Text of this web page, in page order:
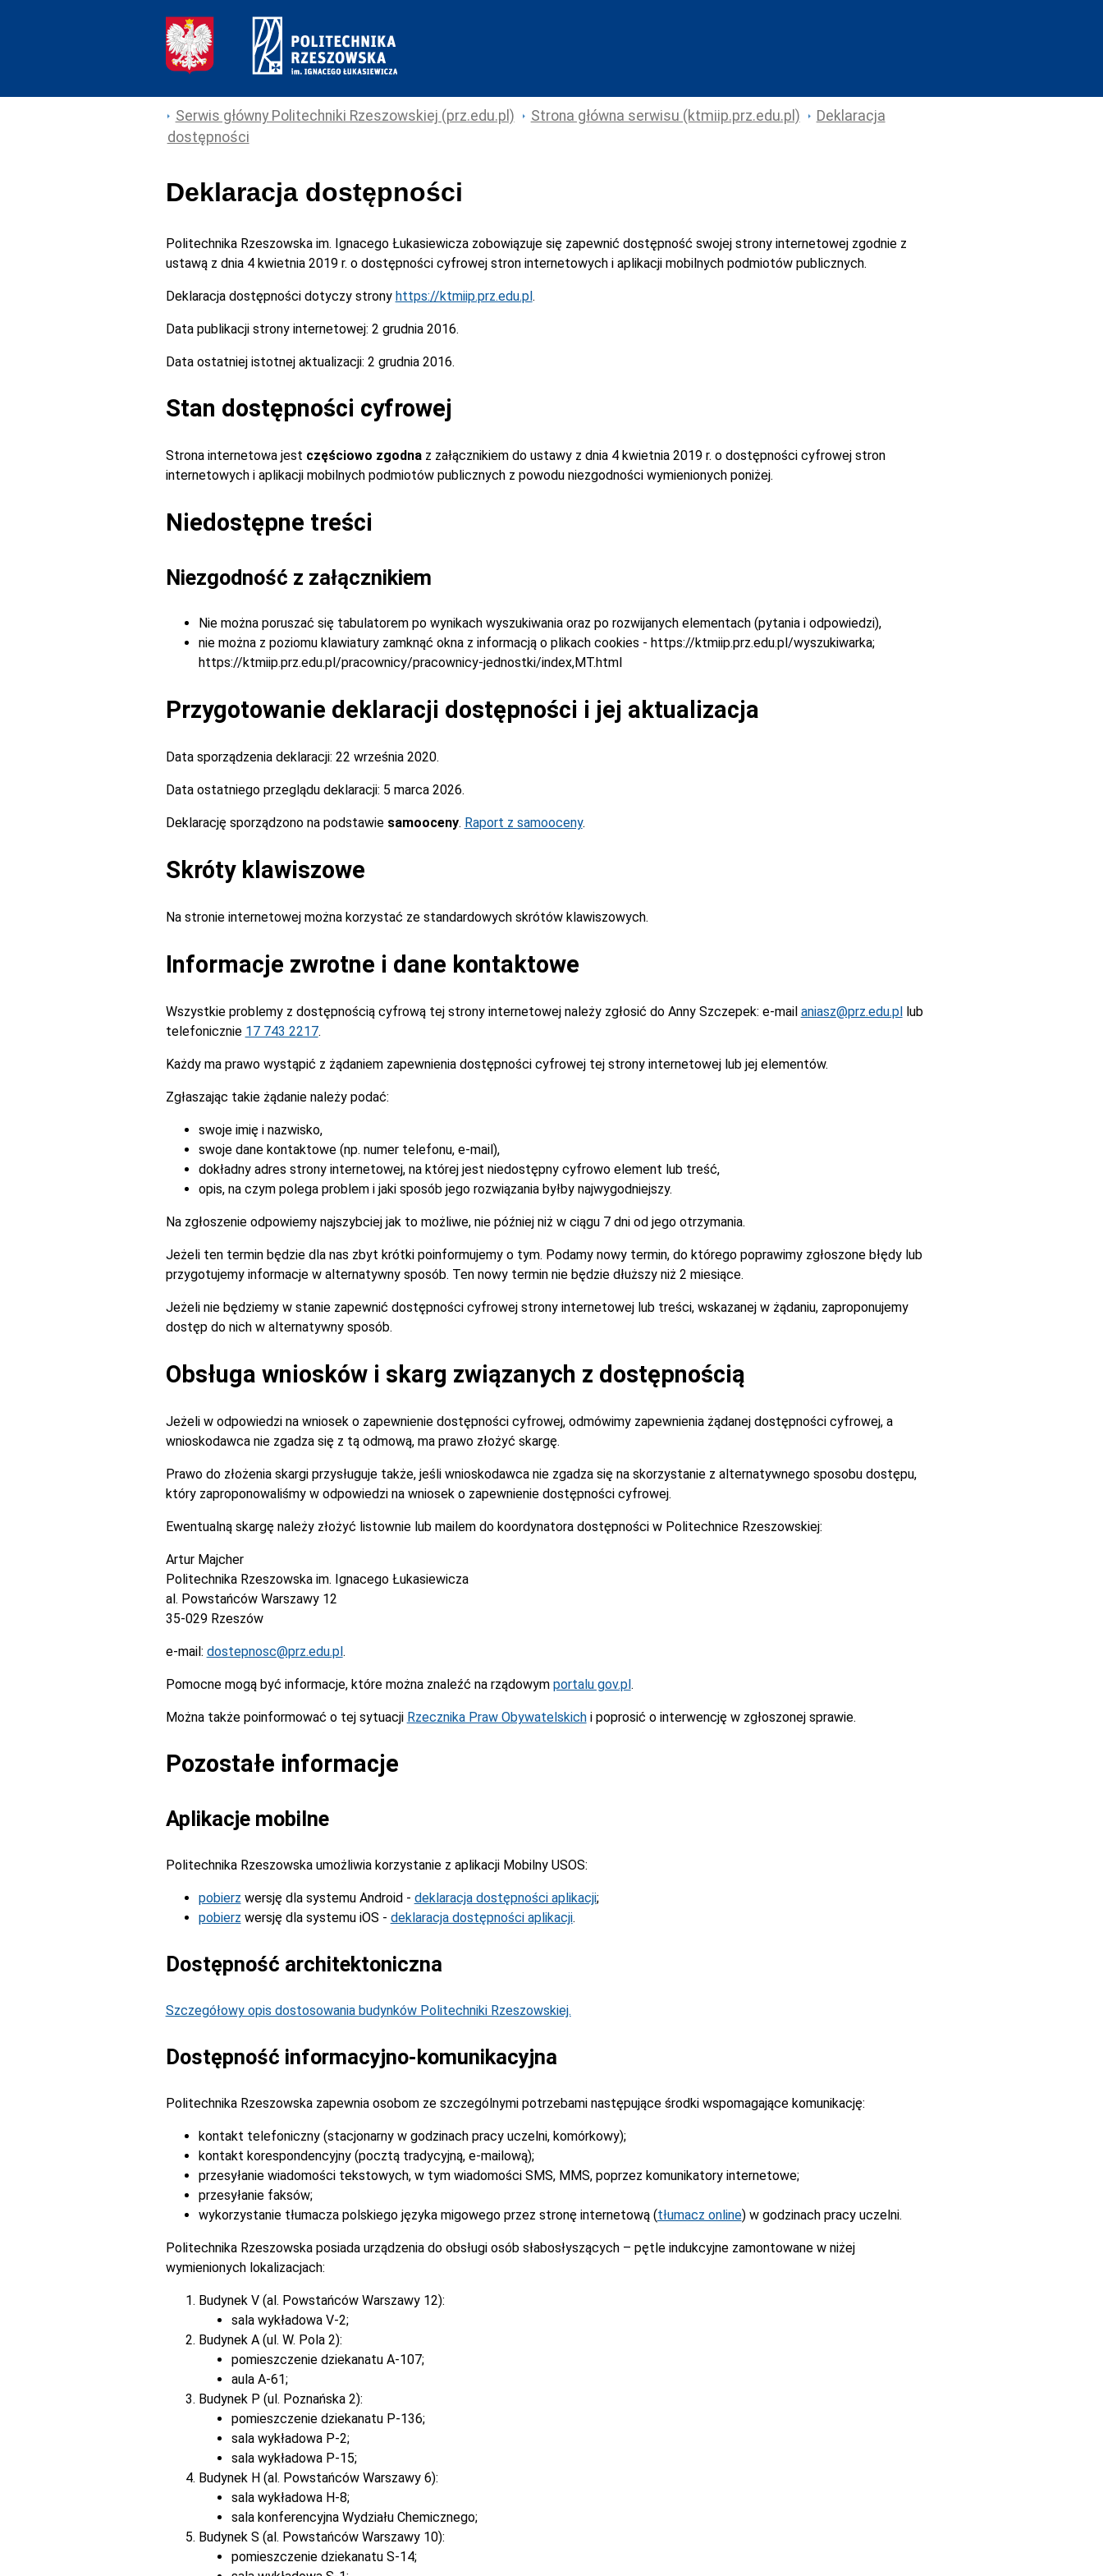
Serwis główny Politechniki Rzeszowskiej (prz.edu.pl) Strona główna serwisu (ktmiip.prz.edu.pl)
Deklaracja
dostępności
Deklaracja dostępności
Politechnika Rzeszowska im. Ignacego Łukasiewiczazobowiązuje się zapewnić dostępność swojej strony internetowej zgodnie z
ustawą z dnia 4 kwietnia 2019 r. o dostępności cyfrowej stron internetowych i aplikacji mobilnych podmiotów publicznych.
Deklaracja dostępności dotyczy strony https://ktmiip.prz.edu.pl.
Data publikacji strony internetowej: 2 grudnia 2016.
Data ostatniej istotnej aktualizacji: 2 grudnia 2016.
Stan dostępności cyfrowej
Strona internetowa jest częściowo zgodna z załącznikiem do ustawy z dnia 4 kwietnia 2019 r. o dostępności cyfrowej stron
internetowych i aplikacji mobilnych podmiotów publicznych z powodu niezgodności wymienionych poniżej.
Niedostępne treści
Niezgodność z załącznikiem
Nie można poruszać się tabulatorem po wynikach wyszukiwania oraz po rozwijanych elementach (pytania i odpowiedzi),
nie można z poziomu klawiatury zamknąć okna z informacją o plikach cookies - https://ktmiip.prz.edu.pl/wyszukiwarka;
https://ktmiip.prz.edu.pl/pracownicy/pracownicy-jednostki/index,MT.html
Przygotowanie deklaracji dostępności i jej aktualizacja
Data sporządzenia deklaracji: 22 września 2020.
Data ostatniego przeglądu deklaracji: 5 marca 2026.
Deklarację sporządzono na podstawie samooceny. Raport z samooceny.
Skróty klawiszowe
Na stronie internetowej można korzystać ze standardowych skrótów klawiszowych.
Informacje zwrotne i dane kontaktowe
Wszystkie problemy z dostępnością cyfrową tej strony internetowej należy zgłosić do Anny Szczepek: e-mail aniasz@prz.edu.pllub
telefonicznie 17 743 2217.
Każdy ma prawo wystąpić z żądaniem zapewnienia dostępności cyfrowej tej strony internetowej lub jej elementów.
Zgłaszając takie żądanie należy podać:
swoje imię i nazwisko,
swoje dane kontaktowe (np. numer telefonu, e-mail),
dokładny adres strony internetowej, na której jest niedostępny cyfrowo element lub treść,
opis, na czym polega problem i jaki sposób jego rozwiązania byłby najwygodniejszy.
Na zgłoszenie odpowiemy najszybciej jak to możliwe, nie później niż w ciągu 7 dni od jego otrzymania.
Jeżeli ten termin będzie dla nas zbyt krótki poinformujemy o tym. Podamy nowy termin, do którego poprawimy zgłoszone błędy lub
przygotujemy informacje w alternatywny sposób. Ten nowy termin nie będzie dłuższy niż 2 miesiące.
Jeżeli nie będziemy w stanie zapewnić dostępności cyfrowej strony internetowej lub treści, wskazanej w żądaniu, zaproponujemy
dostęp do nich w alternatywny sposób.
Obsługa wniosków i skarg związanych z dostępnością
Jeżeli w odpowiedzi na wniosek o zapewnienie dostępności cyfrowej, odmówimy zapewnienia żądanej dostępności cyfrowej, a
wnioskodawca nie zgadza się z tą odmową, ma prawo złożyć skargę.
Prawo do złożenia skargi przysługuje także, jeśli wnioskodawca nie zgadza się na skorzystanie z alternatywnego sposobu dostępu,
który zaproponowaliśmy w odpowiedzi na wniosek o zapewnienie dostępności cyfrowej.
Ewentualną skargę należy złożyć listownie lub mailem do koordynatora dostępności w Politechnice Rzeszowskiej:
Artur Majcher
Politechnika Rzeszowska im. Ignacego Łukasiewicza
al. Powstańców Warszawy 12
35-029 Rzeszów
e-mail: dostepnosc@prz.edu.pl.
Pomocne mogą być informacje, które można znaleźć na rządowym portalu gov.pl.
Można także poinformować o tej sytuacji Rzecznika Praw Obywatelskichi poprosić o interwencję w zgłoszonej sprawie.
Pozostałe informacje
Aplikacje mobilne
Politechnika Rzeszowska umożliwia korzystanie z aplikacji Mobilny USOS:
pobierz wersję dla systemu Android - deklaracja dostępności aplikacji;
pobierz wersję dla systemu iOS - deklaracja dostępności aplikacji.
Dostępność architektoniczna
Szczegółowy opis dostosowania budynków Politechniki Rzeszowskiej.
Dostępność informacyjno-komunikacyjna
Politechnika Rzeszowska zapewnia osobom ze szczególnymi potrzebami następujące środki wspomagające komunikację:
kontakt telefoniczny (stacjonarny w godzinach pracy uczelni, komórkowy);
kontakt korespondencyjny (pocztą tradycyjną, e-mailową);
przesyłanie wiadomości tekstowych, w tym wiadomości SMS, MMS, poprzez komunikatory internetowe;
przesyłanie faksów;
wykorzystanie tłumacza polskiego języka migowego przez stronę internetową (tłumacz online) w godzinach pracy uczelni.
Politechnika Rzeszowska posiada urządzenia do obsługi osób słabosłyszących – pętle indukcyjne zamontowane w niżej
wymienionych lokalizacjach:
Budynek V (al. Powstańców Warszawy 12):
sala wykładowa V-2;
Budynek A (ul. W. Pola 2):
pomieszczenie dziekanatu A-107;
aula A-61;
Budynek P (ul. Poznańska 2):
pomieszczenie dziekanatu P-136;
sala wykładowa P-2;
sala wykładowa P-15;
Budynek H (al. Powstańców Warszawy 6):
sala wykładowa H-8;
sala konferencyjna Wydziału Chemicznego;
Budynek S (al. Powstańców Warszawy 10):
pomieszczenie dziekanatu S-14;